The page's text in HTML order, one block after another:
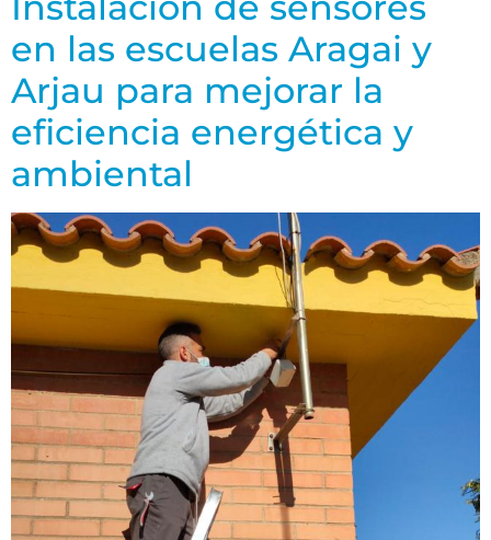
en las escuelas Aragai y
Arjau para mejorar la
eficiencia energética y
ambiental